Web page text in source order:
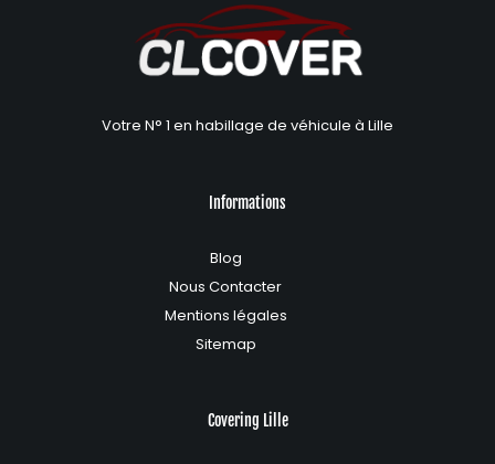
Votre N° 1 en habillage de véhicule à Lille
Informations
Blog
Nous Contacter
Mentions légales
Sitemap
Covering Lille